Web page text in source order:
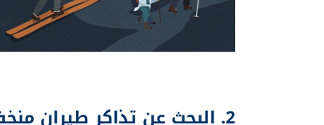
2. البحث عن تذاكر طيران منخفضة التكلفة